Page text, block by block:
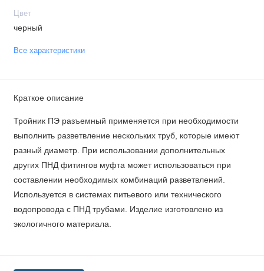
Цвет
черный
Все характеристики
Краткое описание
Тройник ПЭ разъемный применяется при необходимости
выполнить разветвление нескольких труб, которые имеют
разный диаметр. При использовании дополнительных
других ПНД фитингов муфта может использоваться при
составлении необходимых комбинаций разветвлений.
Используется в системах питьевого или технического
водопровода с ПНД трубами. Изделие изготовлено из
экологичного материала.